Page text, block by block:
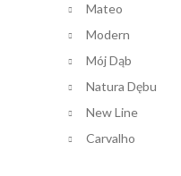
Mateo
Modern
Mój Dąb
Natura Dębu
New Line
Carvalho